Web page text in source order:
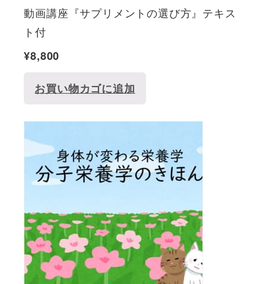
動画講座『サプリメントの選び方』テキス
ト付
¥8,800
お買い物カゴに追加